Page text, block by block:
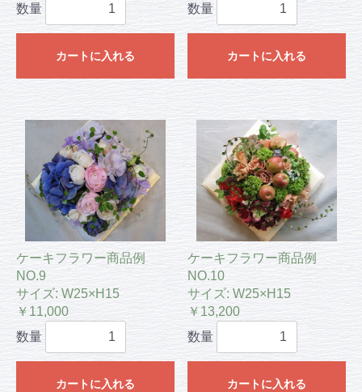
数量
カートに入れる
数量
カートに入れる
ケーキフラワー商品例
NO.9
サイズ: W25×H15
￥11,000
数量
カートに入れる
ケーキフラワー商品例
NO.10
サイズ: W25×H15
￥13,200
数量
カートに入れる